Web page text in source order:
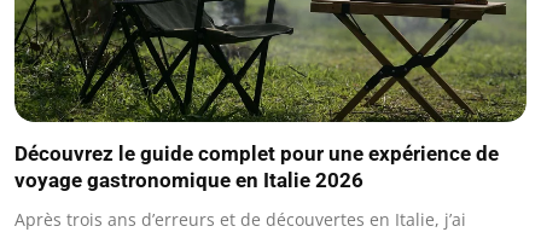
Découvrez le guide complet pour une expérience de
voyage gastronomique en Italie 2026
Après trois ans d’erreurs et de découvertes en Italie, j’ai